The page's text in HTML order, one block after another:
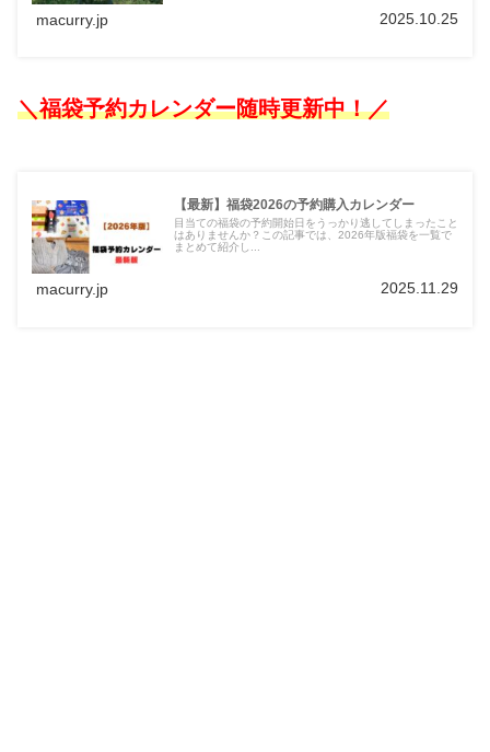
macurry.jp 2025.10.25
＼福袋予約カレンダー随時更新中！／
【最新】福袋2026の予約購入カレンダー
目当ての福袋の予約開始日をうっかり逃してしまったこと
はありませんか？この記事では、2026年版福袋を一覧で
まとめて紹介し...
macurry.jp 2025.11.29